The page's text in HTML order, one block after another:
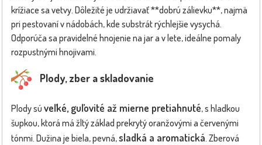
krížiace sa vetvy. Dôležité je udržiavať **dobrú zálievku**, najmä
pri pestovaní v nádobách, kde substrát rýchlejšie vysychá.
Odporúča sa pravidelné hnojenie na jar a v lete, ideálne pomaly
rozpustnými hnojivami.
Plody, zber a skladovanie
Plody sú veľké, guľovité až mierne pretiahnuté, s hladkou
šupkou, ktorá má žltý základ prekrytý oranžovými a červenými
tónmi. Dužina je biela, pevná,sladká a aromatická. Zberová